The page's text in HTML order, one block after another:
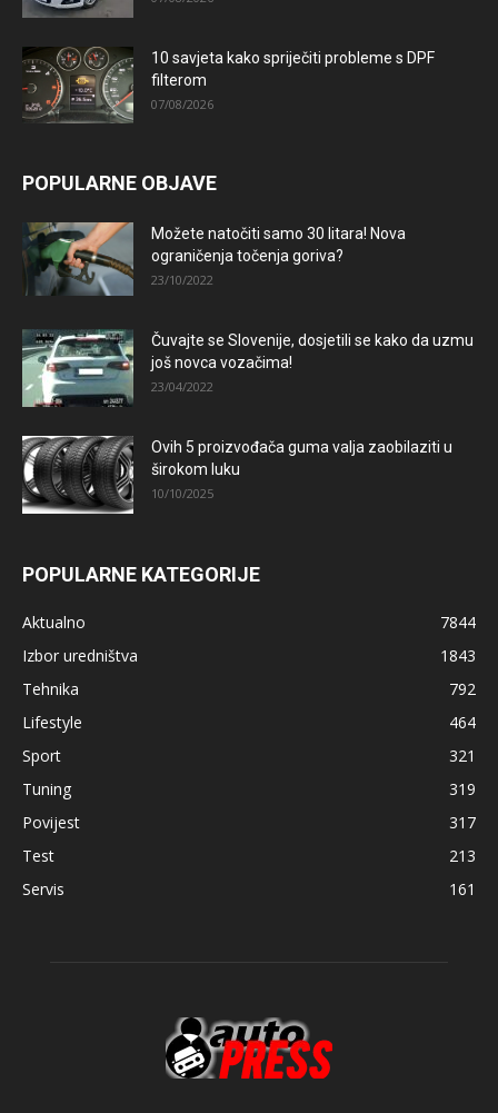
10 savjeta kako spriječiti probleme s DPF
filterom
07/08/2026
POPULARNE OBJAVE
Možete natočiti samo 30 litara! Nova
ograničenja točenja goriva?
23/10/2022
Čuvajte se Slovenije, dosjetili se kako da uzmu
još novca vozačima!
23/04/2022
Ovih 5 proizvođača guma valja zaobilaziti u
širokom luku
10/10/2025
POPULARNE KATEGORIJE
Aktualno
7844
Izbor uredništva
1843
Tehnika
792
Lifestyle
464
Sport
321
Tuning
319
Povijest
317
Test
213
Servis
161